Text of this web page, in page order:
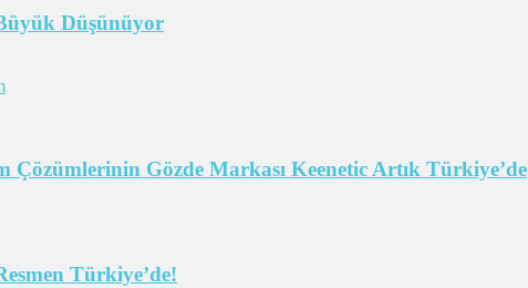
Düşünüyor
Çözümlerinin Gözde Markası Keenetic Artık Türkiye’de
Türkiye’de!